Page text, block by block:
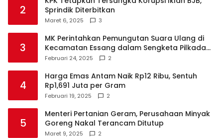
2
Sprindik Diterbitkan
Maret 6, 2025 3
3
MK Perintahkan Pemungutan Suara Ulang di
Kecamatan Essang dalam Sengketa Pilkada
Talaud
Februari 24, 2025 2
4
Harga Emas Antam Naik Rp12 Ribu, Sentuh
Rp1,691 Juta per Gram
Februari 19, 2025 2
5
Menteri Pertanian Geram, Perusahaan Minyak
Goreng Nakal Terancam Ditutup
Maret 9, 2025 2